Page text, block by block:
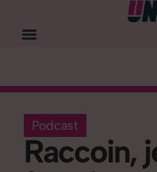
Podcast
Raccoin,